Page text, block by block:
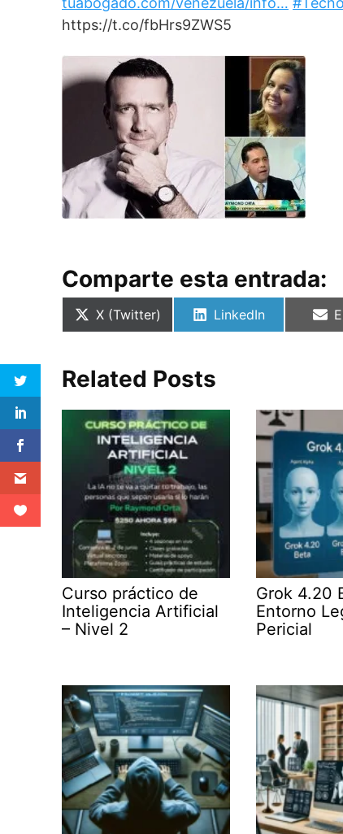
https://t.co/fbHrs9ZWS5
Comparte esta entrada:
Compartir
X (Twitter)
Compartir
LinkedIn
Related Posts
Curso práctico de
Inteligencia Artificial
– Nivel 2
Grok 4.20
Entorno
Pericial